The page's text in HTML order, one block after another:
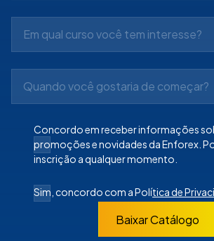
Em qual curso você tem interesse?
Quando você gostaria de começar?
Concordo em receber informações
promoções e novidades da Enforex.
inscrição a qualquer momento.
Sim, concordo com a Política de
Baixar Catálogo